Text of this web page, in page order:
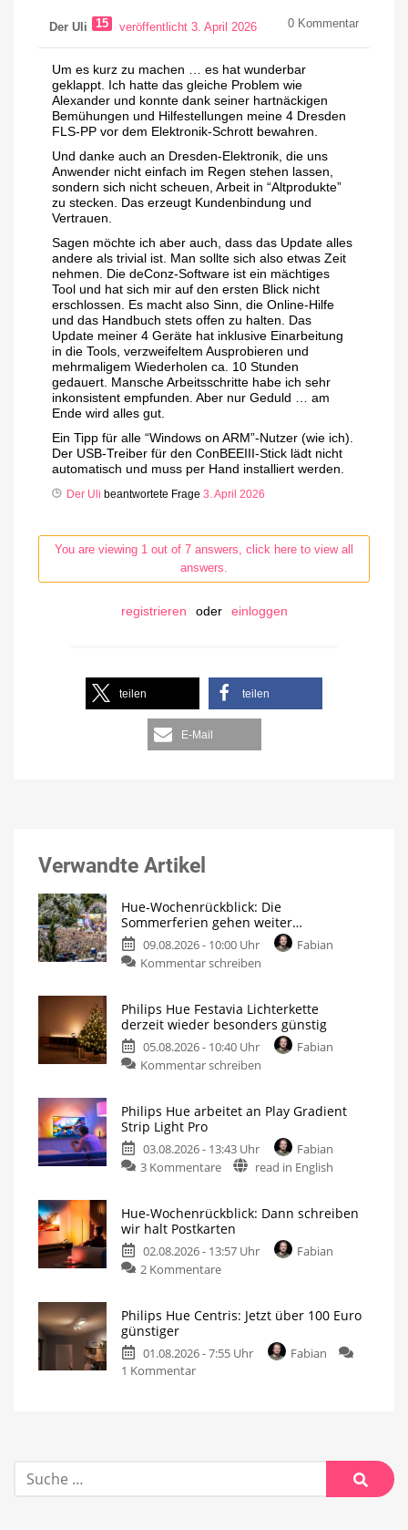
Der Uli 15 veröffentlicht 3. April 2026 0 Kommentar
Um es kurz zu machen … es hat wunderbar
geklappt. Ich hatte das gleiche Problem wie
Alexander und konnte dank seiner hartnäckigen
Bemühungen und Hilfestellungen meine 4 Dresden
FLS-PP vor dem Elektronik-Schrott bewahren.
Und danke auch an Dresden-Elektronik, die uns
Anwender nicht einfach im Regen stehen lassen,
sondern sich nicht scheuen, Arbeit in “Altprodukte”
zu stecken. Das erzeugt Kundenbindung und
Vertrauen.
Sagen möchte ich aber auch, dass das Update alles
andere als trivial ist. Man sollte sich also etwas Zeit
nehmen. Die deConz-Software ist ein mächtiges
Tool und hat sich mir auf den ersten Blick nicht
erschlossen. Es macht also Sinn, die Online-Hilfe
und das Handbuch stets offen zu halten. Das
Update meiner 4 Geräte hat inklusive Einarbeitung
in die Tools, verzweifeltem Ausprobieren und
mehrmaligem Wiederholen ca. 10 Stunden
gedauert. Mansche Arbeitsschritte habe ich sehr
inkonsistent empfunden. Aber nur Geduld … am
Ende wird alles gut.
Ein Tipp für alle “Windows on ARM”-Nutzer (wie ich).
Der USB-Treiber für den ConBEEIII-Stick lädt nicht
automatisch und muss per Hand installiert werden.
Der Uli beantwortete Frage 3. April 2026
You are viewing 1 out of 7 answers, click here to view all
answers.
registrieren oder einloggen
teilen teilen
E-Mail
Verwandte Artikel
Hue-Wochenrückblick: Die
Sommerferien gehen weiter…
09.08.2026 - 10:00 Uhr
Fabian
Kommentar schreiben
Philips Hue Festavia Lichterkette
derzeit wieder besonders günstig
05.08.2026 - 10:40 Uhr
Fabian
Kommentar schreiben
Philips Hue arbeitet an Play Gradient
Strip Light Pro
03.08.2026 - 13:43 Uhr
Fabian
3 Kommentare
read in English
Hue-Wochenrückblick: Dann schreiben
wir halt Postkarten
02.08.2026 - 13:57 Uhr
Fabian
2 Kommentare
Philips Hue Centris: Jetzt über 100 Euro
günstiger
01.08.2026 - 7:55 Uhr
Fabian
1 Kommentar